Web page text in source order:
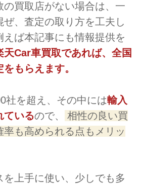
の買取店がない場合は、一
、査定の取り方を工夫し
えば本記事にも情報提供を
天Car車買取であれば、全国
もらえます。
社を超え、その中には輸入
ているので、
相性の良い買
も高められる点もメリッ
を上手に使い、少しでも多